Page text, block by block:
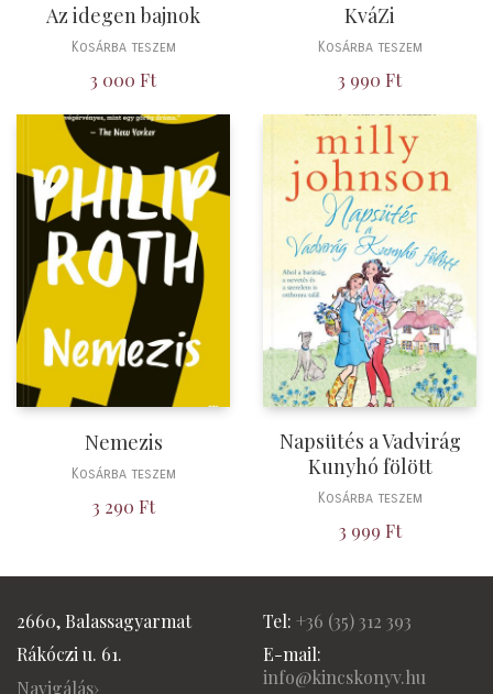
Az idegen bajnok
Kosárba teszem
3 000 Ft
KváZi
Kosárba teszem
3 990 Ft
Nemezis
Kosárba teszem
3 290 Ft
Napsütés a Vadvirág
Kunyhó fölött
Kosárba teszem
3 999 Ft
2660, Balassagyarmat
Rákóczi u. 61.
Navigálás›
Tel: +36 (35) 312 393
E-mail:
info@kincskonyv.hu